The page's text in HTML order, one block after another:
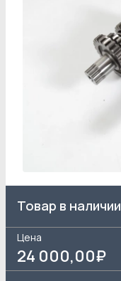
Товар в наличии
Цена
24 000,00₽